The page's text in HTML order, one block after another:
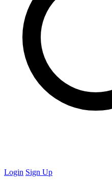
Login Sign Up